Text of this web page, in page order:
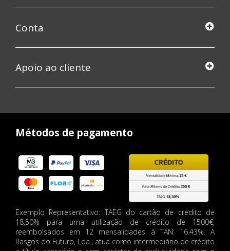
Conta
Apoio ao cliente
Métodos de pagamento
Exemplo Representativo: TAEG do cartão de crédito de
18,50% para uma utilização de crédito de 1500€,
reembolsados em 12 mensalidades à TAN: 16.43%. A
Rasgos do Futuro, Lda., atua como intermediário de crédito